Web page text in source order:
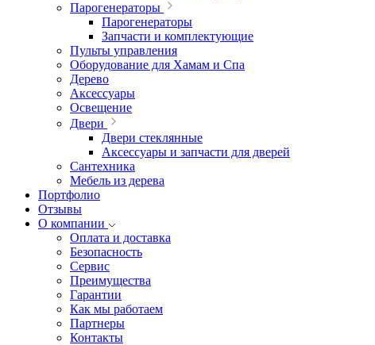
Парогенераторы
Парогенераторы
Запчасти и комплектующие
Пульты управления
Оборудование для Хамам и Спа
Дерево
Аксессуары
Освещение
Двери
Двери стеклянные
Аксессуары и запчасти для дверей
Сантехника
Мебель из дерева
Портфолио
Отзывы
О компании
Оплата и доставка
Безопасность
Сервис
Преимущества
Гарантии
Как мы работаем
Партнеры
Контакты